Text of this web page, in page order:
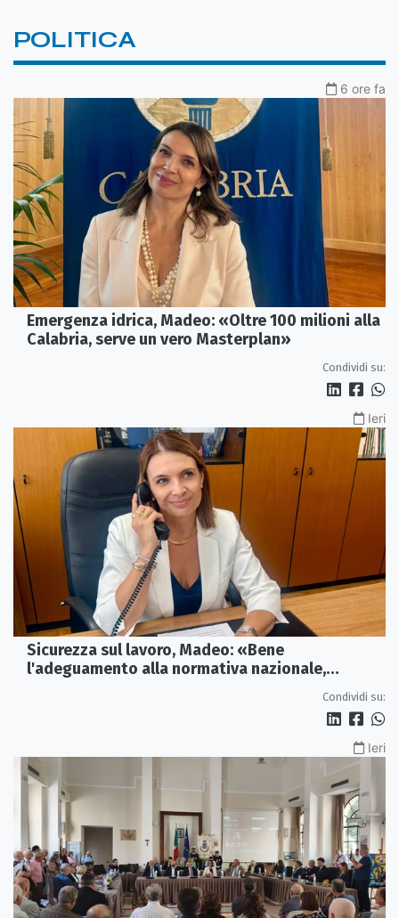
POLITICA
6 ore fa
Emergenza idrica, Madeo: «Oltre 100 milioni alla
Calabria, serve un vero Masterplan»
Condividi su:
Ieri
Sicurezza sul lavoro, Madeo: «Bene
l'adeguamento alla normativa nazionale,
Condividi su:
Ieri